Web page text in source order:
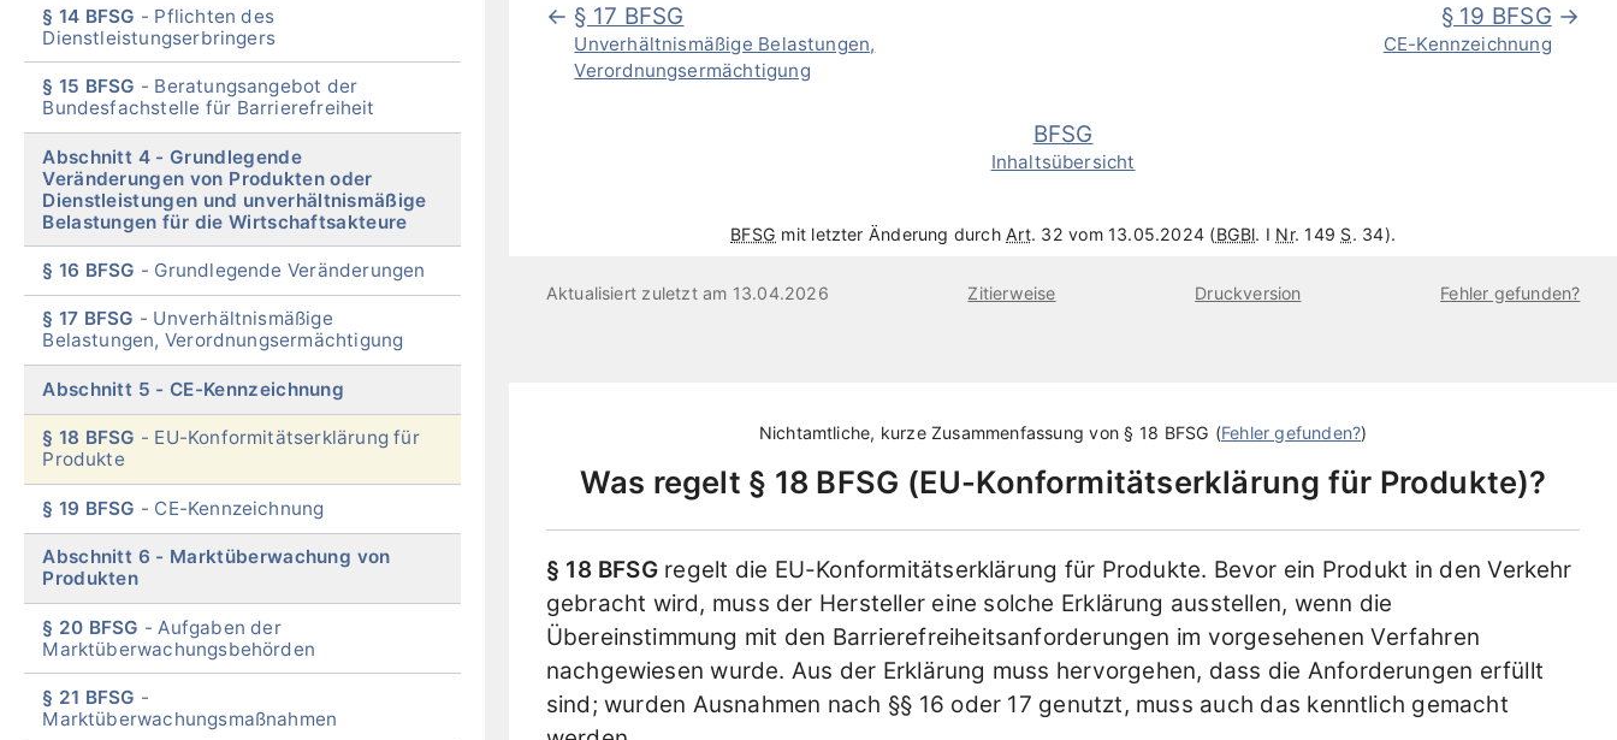
§ 17 BFSG
Unverhältnismäßige Belastungen,
Verordnungsermächtigung
§ 19 BFSG
CE-Kennzeichnung
BFSG
Inhaltsübersicht
BFSG mit letzter Änderung durchArt. 32 vom 13.05.2024 (BGBl. I Nr. 149 S. 34).
Aktualisiert zuletzt am 13.04.2026 Zitierweise Druckversion Fehler gefunden?
Nichtamtliche, kurze Zusammenfassung von§ 18 BFSG (Fehler gefunden?)
Was regelt § 18 BFSG EU-Konformitätserklärung für Produkte ?
§ 18 BFSGregelt die EU-Konformitätserklärung für Produkte. Bevor ein Produkt in den Verkehr
gebracht wird, muss der Hersteller eine solche Erklärung ausstellen, wenn die
Übereinstimmung mit den Barrierefreiheitsanforderungen im vorgesehenen Verfahren
nachgewiesen wurde. Aus der Erklärung muss hervorgehen, dass die Anforderungen erfüllt
sind; wurden Ausnahmen nach §§ 16 oder 17 genutzt, muss auch das kenntlich gemacht
§ 14 BFSG
Pflichten des
Dienstleistungserbringers
§ 15 BFSG
Beratungsangebot der
Bundesfachstelle für Barrierefreiheit
Abschnitt 4
Grundlegende
Veränderungen von Produkten oder
Dienstleistungen und unverhältnismäßige
Belastungen für die Wirtschaftsakteure
§ 16 BFSG Grundlegende Veränderungen
§ 17 BFSG
Unverhältnismäßige
Belastungen, Verordnungsermächtigung
Abschnitt 5 CE-Kennzeichnung
§ 18 BFSG
EU-Konformitätserklärung für
Produkte
§ 19 BFSG CE-Kennzeichnung
Abschnitt 6
Marktüberwachung von
Produkten
§ 20 BFSG
Aufgaben der
Marktüberwachungsbehörden
§ 21 BFSG
Marktüberwachungsmaßnahmen